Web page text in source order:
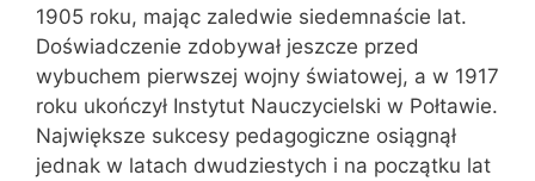
1905 roku, mając zaledwie siedemnaście lat.
Doświadczenie zdobywał jeszcze przed
wybuchem pierwszej wojny światowej, a w 1917
roku ukończył Instytut Nauczycielski w Połtawie.
Największe sukcesy pedagogiczne osiągnął
jednak w latach dwudziestych i na początku lat